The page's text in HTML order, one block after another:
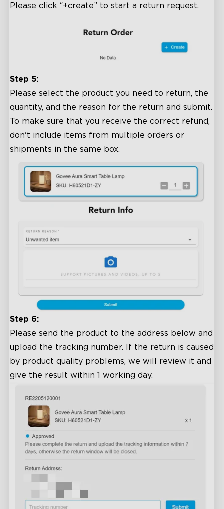
Please click “+create” to start a return request.
Step 5:
Please select the product you need to return, the
quantity, and the reason for the return and submit.
To make sure that you receive the correct refund,
don't include items from multiple orders or
shipments in the same box.
Step 6:
Please send the product to the address below and
upload the tracking number. If the return is caused
by product quality problems, we will review it and
give the result within 1 working day.
close